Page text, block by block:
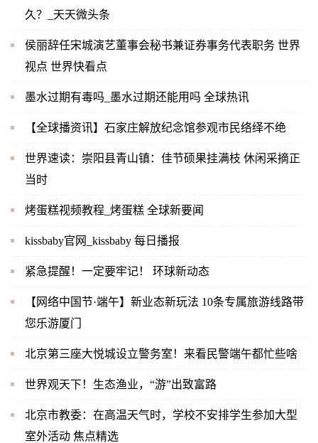
久？_天天微头条
侯丽辞任宋城演艺董事会秘书兼证券事务代表职务 世界
视点 世界快看点
墨水过期有毒吗_墨水过期还能用吗 全球热讯
【全球播资讯】石家庄解放纪念馆参观市民络绎不绝
世界速读：崇阳县青山镇：佳节硕果挂满枝 休闲采摘正
当时
烤蛋糕视频教程_烤蛋糕 全球新要闻
kissbaby官网_kissbaby 每日播报
紧急提醒！一定要牢记！ 环球新动态
【网络中国节·端午】新业态新玩法 10条专属旅游线路带
您乐游厦门
北京第三座大悦城设立警务室！来看民警端午都忙些啥
世界观天下！生态渔业，“游”出致富路
北京市教委：在高温天气时，学校不安排学生参加大型
室外活动 焦点精选